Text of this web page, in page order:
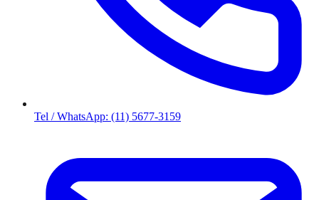
Tel / WhatsApp: (11) 5677-3159